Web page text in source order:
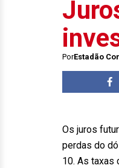
PorEstadão
Os juros
perdas do
10. As taxas